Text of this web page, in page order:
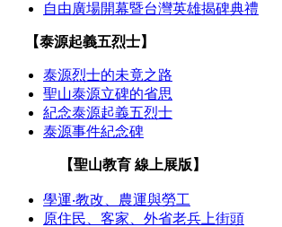
自由廣場開幕暨台灣英雄揭碑典禮
【泰源起義五烈士】
泰源烈士的未竟之路
聖山泰源立碑的省思
紀念泰源起義五烈士
泰源事件紀念碑
【聖山教育 線上展版】
學運‧教改、農運與勞工
原住民、客家、外省老兵上街頭